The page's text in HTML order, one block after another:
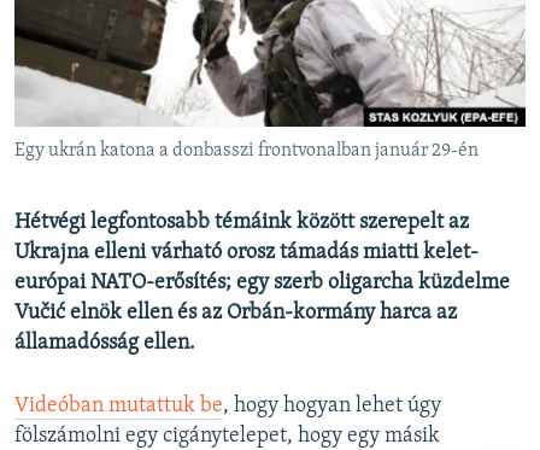
EURÓPAI UNIÓ
VILÁG
KLÍMAVÁLTOZÁS
A MÚLT TANULSÁGAI
KÖVESSEN MINKET!
Valamennyi RFE/RL weboldal
Egy ukrán katona a donbasszi frontvonalban január 29-én
Hétvégi legfontosabb témáink között szerepelt az
Ukrajna elleni várható orosz támadás miatti kelet-
európai NATO-erősítés; egy szerb oligarcha küzdelme
Vučić elnök ellen és az Orbán-kormány harca az
államadósság ellen.
Videóban mutattuk be, hogy hogyan lehet úgy
fölszámolni egy cigánytelepet, hogy egy másik